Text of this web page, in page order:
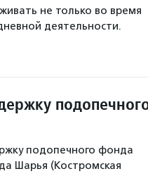
не только во время
деятельности.
подопечного фонда
Шарья (Костромская